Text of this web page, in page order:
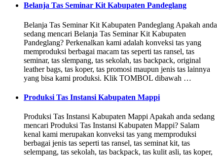
Belanja Tas Seminar Kit Kabupaten Pandeglang
Belanja Tas Seminar Kit Kabupaten Pandeglang Apakah anda
sedang mencari Belanja Tas Seminar Kit Kabupaten
Pandeglang? Perkenalkan kami adalah konveksi tas yang
memproduksi berbagai macam tas seperti tas ransel, tas
seminar, tas slempang, tas sekolah, tas backpack, original
leather bags, tas koper, tas promosi maupun jenis tas lainnya
yang bisa kami produksi. Klik TOMBOL dibawah …
Produksi Tas Instansi Kabupaten Mappi
Produksi Tas Instansi Kabupaten Mappi Apakah anda sedang
mencari Produksi Tas Instansi Kabupaten Mappi? Salam
kenal kami merupakan konveksi tas yang memproduksi
berbagai jenis tas seperti tas ransel, tas seminat kit, tas
selempang, tas sekolah, tas backpack, tas kulit asli, tas koper,